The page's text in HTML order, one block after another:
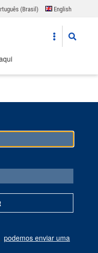
(Brasil)
English
podemos enviar uma